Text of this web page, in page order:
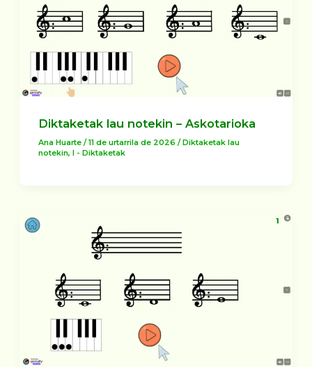
Diktaketak lau notekin – Askotarioka
Ana Huarte/11 de urtarrila de 2026/Diktaketak lau
notekin,I - Diktaketak